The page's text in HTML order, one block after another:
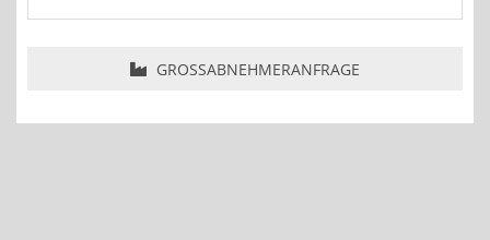
GROSSABNEHMERANFRAGE